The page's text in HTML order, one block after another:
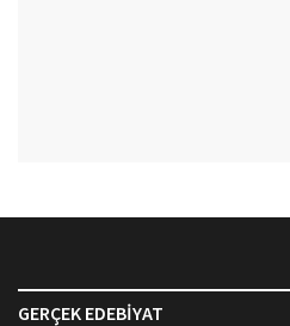
GERÇEK EDEBİYAT